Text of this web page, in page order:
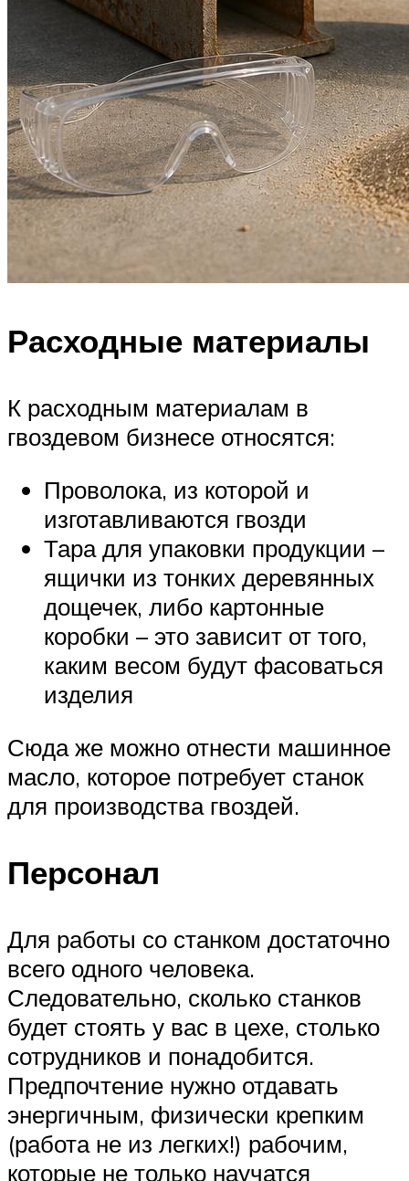
Расходные материалы
К расходным материалам в
гвоздевом бизнесе относятся:
Проволока, из которой и
изготавливаются гвозди
Тара для упаковки продукции –
ящички из тонких деревянных
дощечек, либо картонные
коробки – это зависит от того,
каким весом будут фасоваться
изделия
Сюда же можно отнести машинное
масло, которое потребует станок
для производства гвоздей.
Персонал
Для работы со станком достаточно
всего одного человека.
Следовательно, сколько станков
будет стоять у вас в цехе, столько
сотрудников и понадобится.
Предпочтение нужно отдавать
энергичным, физически крепким
(работа не из легких!) рабочим,
которые не только научатся